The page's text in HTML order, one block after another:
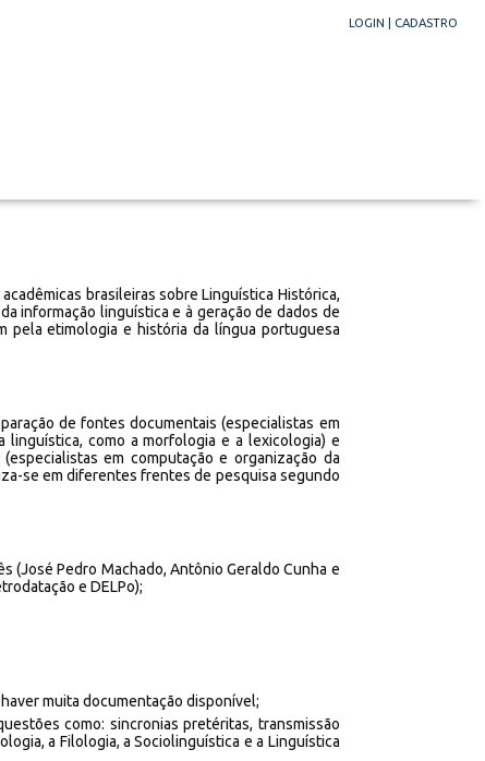
LOGIN CADASTRO
brasileiras sobre Linguística Histórica,
informação linguística e à geração de dados de
pela etimologia e história da língua portuguesa
de fontes documentais (especialistas em
como a morfologia e a lexicologia) e
em computação e organização da
se em diferentes frentes de pesquisa segundo
Pedro Machado, Antônio Geraldo Cunha e
e DELPo);
muita documentação disponível;
como: sincronias pretéritas, transmissão
a Filologia, a Sociolinguística e a Linguística